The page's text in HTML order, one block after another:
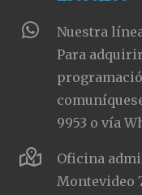
Nuestra
Para
9953 o vía
Oficina
Montevideo